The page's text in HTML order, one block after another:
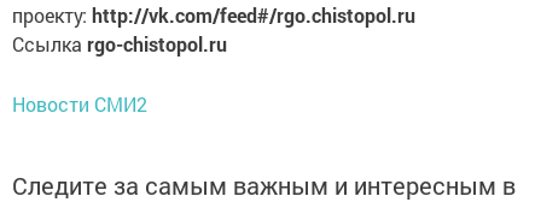
проек­ту: http://vk.com/feed#/rgo.chistopol.ru
Ссылка rgo-chistopol.ru
Новости СМИ2
Следите за самым важным и интересным в